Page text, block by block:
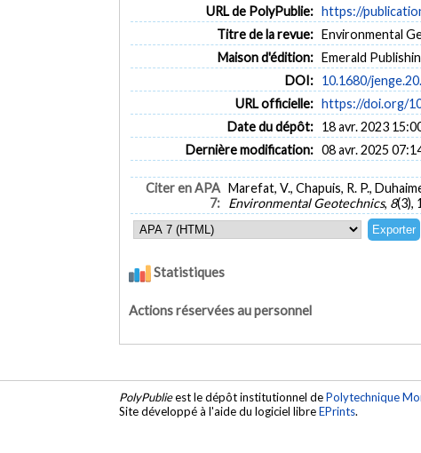
URL de PolyPublie: https://
Titre de la revue: Environmental
Maison d'édition: Emerald
DOI: 10.1680/
URL officielle: https://doi.org/
Date du dépôt: 18 avr. 2023
Dernière modification: 08 avr. 2025
Citer en APA
7:
Marefat, V., Chapuis, R. P.,
Environmental Geotechnics, 8(3),
Statistiques
Actions réservées au personnel
PolyPublieest le dépôt institutionnel dePolytechnique
Site développé à l'aide du logiciel libreEPrints.